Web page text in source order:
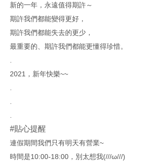
新的一年，永遠值得期許～
期許我們都能變得更好，
期許我們都能失去的更少，
最重要的、期許我們都能更懂得珍惜。
2021，新年快樂~~
#貼心提醒
連假期間我們只有明天有營業~
時間是10:00-18:00，別太想我(///ω///)